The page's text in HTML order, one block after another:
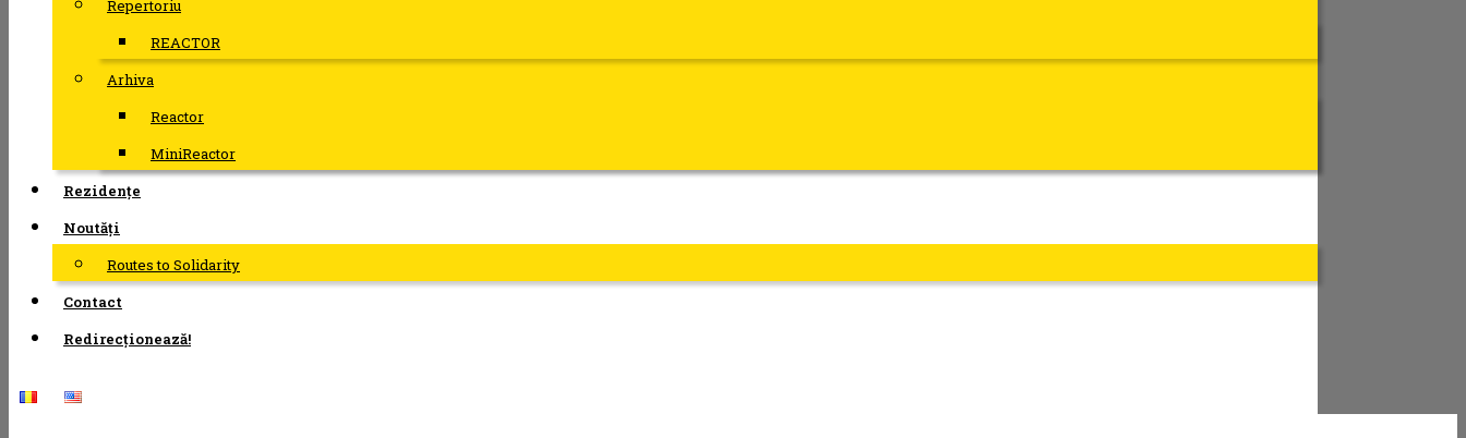
Repertoriu
REACTOR
Arhiva
Reactor
MiniReactor
Rezidențe
Noutăți
Routes to Solidarity
Contact
Redirecționează!